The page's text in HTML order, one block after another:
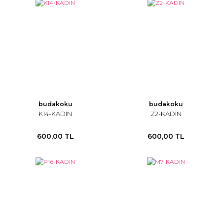
budakoku
K14-KADIN
600,00 TL
budakoku
Z2-KADIN
600,00 TL